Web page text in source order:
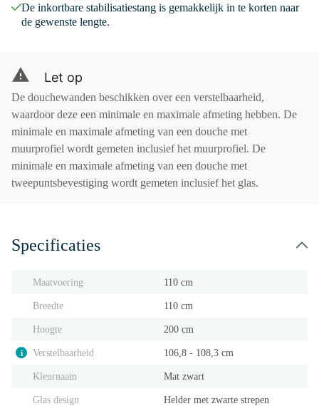
De inkortbare stabilisatiestang is gemakkelijk in te korten naar
de gewenste lengte.
Let op
De douchewanden beschikken over een verstelbaarheid,
waardoor deze een minimale en maximale afmeting hebben. De
minimale en maximale afmeting van een douche met
muurprofiel wordt gemeten inclusief het muurprofiel. De
minimale en maximale afmeting van een douche met
tweepuntsbevestiging wordt gemeten inclusief het glas.
Specificaties
Maatvoering 110 cm
Breedte 110 cm
Hoogte 200 cm
i Verstelbaarheid 106,8 - 108,3 cm
Kleurnaam Mat zwart
Glas design Helder met zwarte strepen